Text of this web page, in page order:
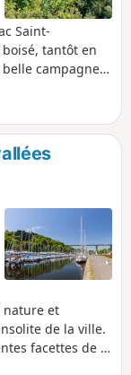
Saint-
tantôt en
campagne,
viaduc de la
Méaugon est
cache aussi
bonheur des
nature et
de la ville.
facettes de la